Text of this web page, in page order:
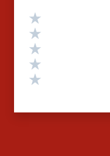
Valutazione